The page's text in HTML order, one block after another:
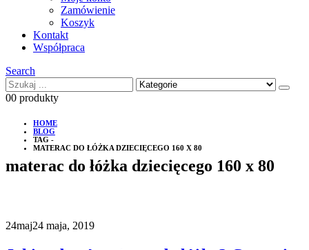
Zamówienie
Koszyk
Kontakt
Współpraca
Search
00 produkty
HOME
BLOG
TAG -
MATERAC DO ŁÓŻKA DZIECIĘCEGO 160 X 80
materac do łóżka dziecięcego 160 x 80
24maj24 maja, 2019